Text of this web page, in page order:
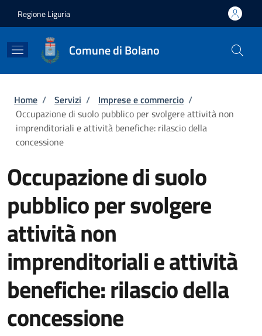
Regione Liguria
Comune di Bolano
Briciole di pane
Home / Servizi / Imprese e commercio /
Occupazione di suolo pubblico per svolgere attività non
imprenditoriali e attività benefiche: rilascio della
concessione
Occupazione di suolo
pubblico per svolgere
attività non
imprenditoriali e attività
benefiche: rilascio della
concessione